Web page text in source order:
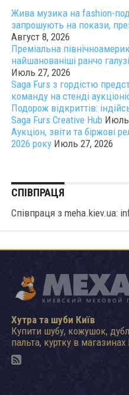
Жива музика на fashion-
запрошують на покази,
Август 8, 2026
Преміальна
найшанованіші ранчо
Июль 27, 2026
Saga Furs з гордістю
команду на стенді
Подорож відкриттів:
Saga Furs Creative Hub Июль
Аукціон, звіти та біржові
2026 року Июль 27, 2026
СПІВПРАЦЯ
Співпраця з meha.kiev.ua:
Хутра та шуби Київ
Купити шубу, кожушок,
пальта, куртку в